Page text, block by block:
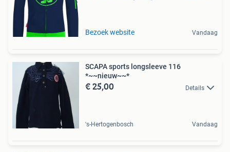
Bezoek website Vandaag
SCAPA sports longsleeve 116
*~~nieuw~~*
€ 25,00 Details
's-Hertogenbosch Vandaag